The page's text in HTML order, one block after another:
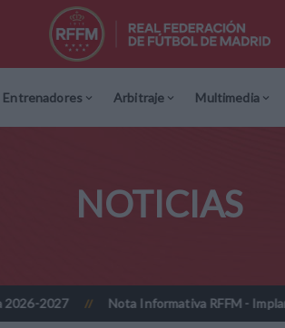
Entrenadores Arbitraje Multimedia
NOTICIAS
// Nota Informativa RFFM - Implantación